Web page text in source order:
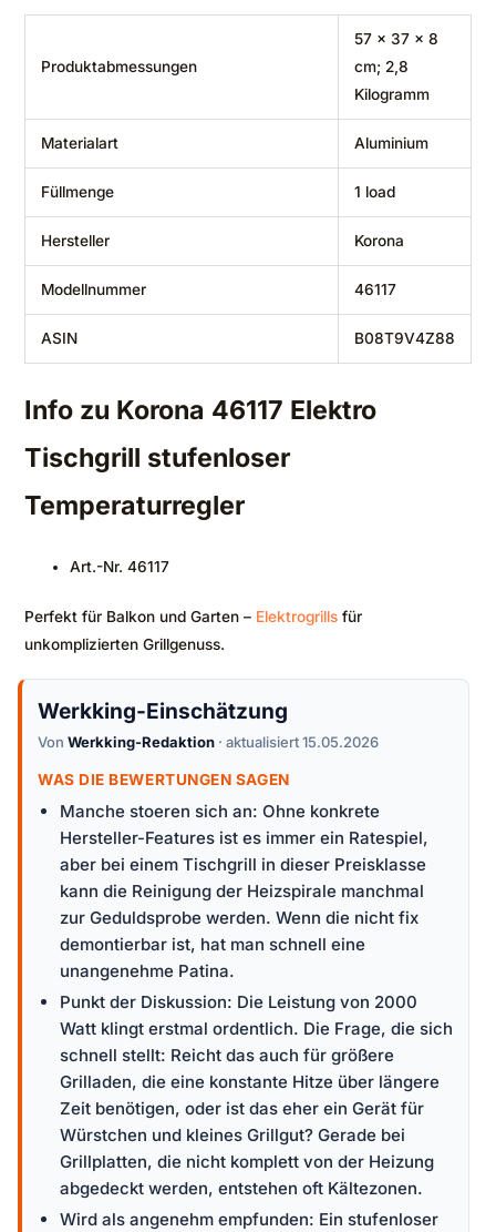
Produktabmessungen
‎57 x 37 x 8
cm; 2,8
Kilogramm
Materialart ‎Aluminium
Füllmenge ‎1 load
Hersteller ‎Korona
Modellnummer ‎46117
ASIN ‎B08T9V4Z88
Info zu Korona 46117 Elektro
Tischgrill stufenloser
Temperaturregler
Art.-Nr. 46117
Perfekt für Balkon und Garten – Elektrogrills für
unkomplizierten Grillgenuss.
Werkking-Einschätzung
Von Werkking-Redaktion · aktualisiert 15.05.2026
WAS DIE BEWERTUNGEN SAGEN
Manche stoeren sich an: Ohne konkrete
Hersteller-Features ist es immer ein Ratespiel,
aber bei einem Tischgrill in dieser Preisklasse
kann die Reinigung der Heizspirale manchmal
zur Geduldsprobe werden. Wenn die nicht fix
demontierbar ist, hat man schnell eine
unangenehme Patina.
Punkt der Diskussion: Die Leistung von 2000
Watt klingt erstmal ordentlich. Die Frage, die sich
schnell stellt: Reicht das auch für größere
Grilladen, die eine konstante Hitze über längere
Zeit benötigen, oder ist das eher ein Gerät für
Würstchen und kleines Grillgut? Gerade bei
Grillplatten, die nicht komplett von der Heizung
abgedeckt werden, entstehen oft Kältezonen.
Wird als angenehm empfunden: Ein stufenloser